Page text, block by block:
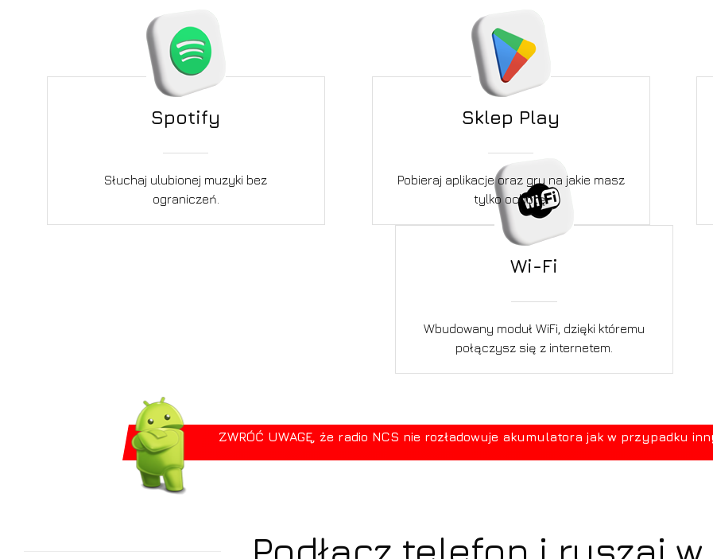
Spotify
Słuchaj ulubionej muzyki bez
ograniczeń.
Sklep Play
Pobieraj aplikacje oraz gry na jakie masz
tylko ochotę.
Wi-Fi
Wbudowany moduł WiFi, dzięki któremu
połączysz się z internetem.
ZWRÓĆ UWAGĘ, że radio NCS nie rozładowuje akumulatora jak w przypadku